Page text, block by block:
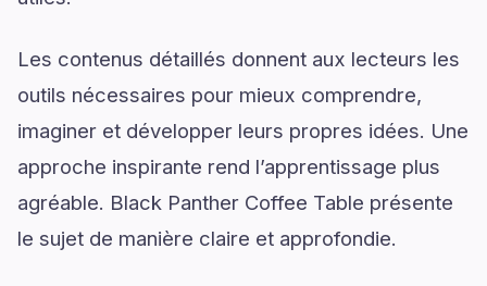
Les contenus détaillés donnent aux lecteurs les
outils nécessaires pour mieux comprendre,
imaginer et développer leurs propres idées. Une
approche inspirante rend l’apprentissage plus
agréable. Black Panther Coffee Table présente
le sujet de manière claire et approfondie.